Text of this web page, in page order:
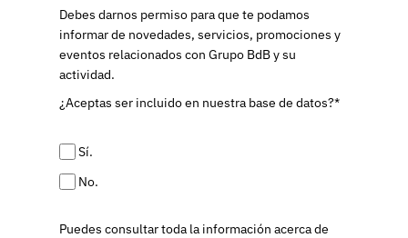
Debes darnos permiso para que te podamos
informar de novedades, servicios, promociones y
eventos relacionados con Grupo BdB y su
actividad.
¿Aceptas ser incluido en nuestra base de datos?*
Sí.
No.
Puedes consultar toda la información acerca de